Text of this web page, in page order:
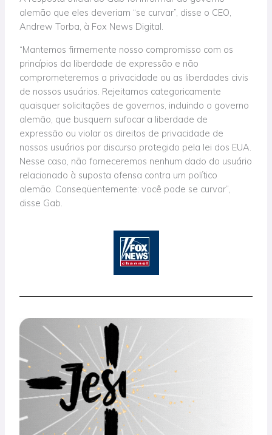
alemão que eles deveriam “se curvar”, disse o CEO,
Andrew Torba, à Fox News Digital.
“Mantemos firmemente nosso compromisso com os
princípios da liberdade de expressão e não
comprometeremos a privacidade ou as liberdades civis
de nossos usuários. Rejeitamos categoricamente
quaisquer solicitações de governos, incluindo o governo
alemão, que busquem sufocar a liberdade de
expressão ou violar os direitos de privacidade de
nossos usuários por discurso protegido pela lei dos EUA.
Nesse caso, não forneceremos nenhum dado do usuário
relacionado à suposta ofensa contra um político
alemão. Conseqüentemente: você pode se curvar”,
disse Gab.